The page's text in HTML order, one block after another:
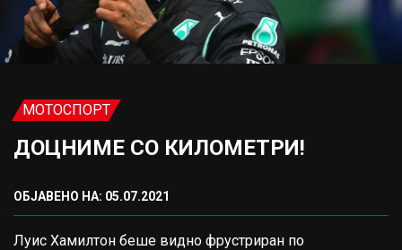
МОТОСПОРТ
ДОЦНИМЕ СО КИЛОМЕТРИ!
ОБЈАВЕНО НА: 05.07.2021
Луис Хамилтон беше видно фрустриран по